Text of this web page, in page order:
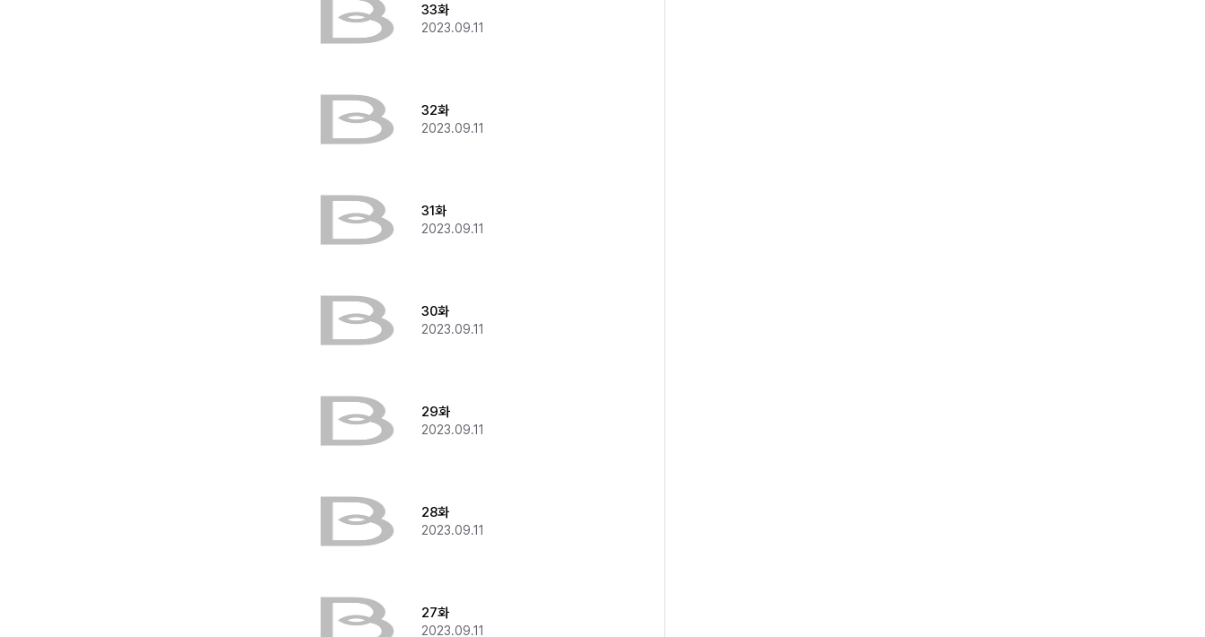
33화
2023.09.11
32화
2023.09.11
31화
2023.09.11
30화
2023.09.11
29화
2023.09.11
28화
2023.09.11
27화
2023.09.11